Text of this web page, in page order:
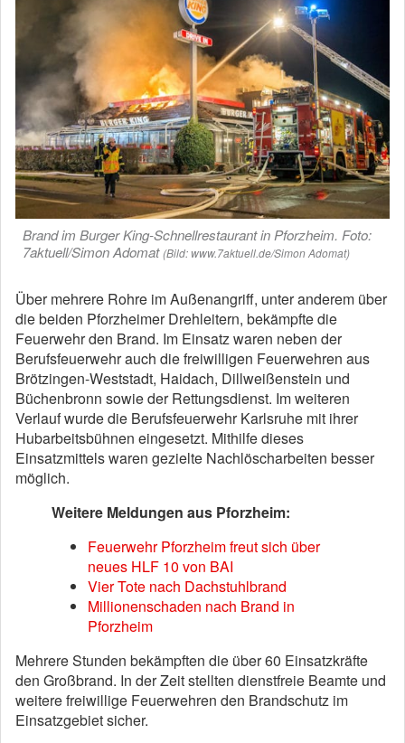
Brand im Burger King-Schnellrestaurant in Pforzheim. Foto:
7aktuell/Simon Adomat (Bild: www.7aktuell.de/Simon Adomat)
Über mehrere Rohre im Außenangriff, unter anderem über
die beiden Pforzheimer Drehleitern, bekämpfte die
Feuerwehr den Brand. Im Einsatz waren neben der
Berufsfeuerwehr auch die freiwilligen Feuerwehren aus
Brötzingen-Weststadt, Haidach, Dillweißenstein und
Büchenbronn sowie der Rettungsdienst. Im weiteren
Verlauf wurde die Berufsfeuerwehr Karlsruhe mit ihrer
Hubarbeitsbühnen eingesetzt. Mithilfe dieses
Einsatzmittels waren gezielte Nachlöscharbeiten besser
möglich.
Weitere Meldungen aus Pforzheim:
Feuerwehr Pforzheim freut sich über
neues HLF 10 von BAI
Vier Tote nach Dachstuhlbrand
Millionenschaden nach Brand in
Pforzheim
Mehrere Stunden bekämpften die über 60 Einsatzkräfte
den Großbrand. In der Zeit stellten dienstfreie Beamte und
weitere freiwillige Feuerwehren den Brandschutz im
Einsatzgebiet sicher.